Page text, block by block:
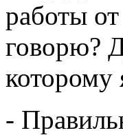
работы
говорю?
которому
-